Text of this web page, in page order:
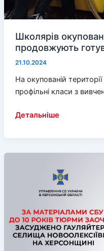
Школярів
продовжують
21.10.2024
На окупованій
профільні класи з
Школярів
продовжують
Детальніше